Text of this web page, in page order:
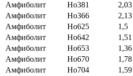
Амфиболит
Но381 2,03
Амфиболит
Но366 2,13
Амфиболит
Но625 1,5
Амфиболит
Но642 1,51
Амфиболит
Но653 1,36
Амфиболит
Но670 1,78
Амфиболит
Но704 1,59